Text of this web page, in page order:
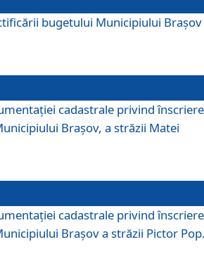
bugetului Municipiului Braşov
cadastrale privind
Braşov, a străzii Matei
cadastrale privind
Braşov a străzii Pictor